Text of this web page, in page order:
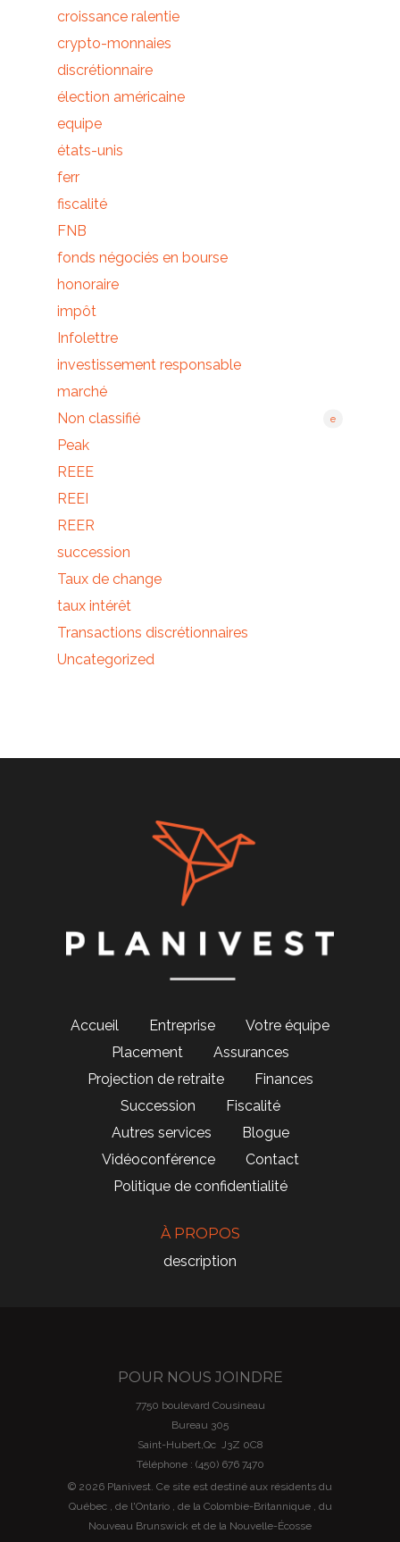
croissance ralentie
crypto-monnaies
discrétionnaire
élection américaine
equipe
états-unis
ferr
fiscalité
FNB
fonds négociés en bourse
honoraire
impôt
Infolettre
investissement responsable
marché
Non classifié
e
Peak
REEE
REEI
REER
succession
Taux de change
taux intérêt
Transactions discrétionnaires
Uncategorized
Accueil Entreprise
Votre équipe
Placement
Assurances
Projection de retraite
Finances
Succession
Fiscalité
Autres services
Blogue
Vidéoconférence
Contact
Politique de confidentialité
À PROPOS
description
POUR NOUS JOINDRE
7750 boulevard Cousineau
Bureau 305
Saint-Hubert,Qc J3Z 0C8
Téléphone : (450) 676 7470
© 2026 Planivest. Ce site est destiné aux résidents du
Québec , de l'Ontario , de la Colombie-Britannique , du
Nouveau Brunswick et de la Nouvelle-Écosse